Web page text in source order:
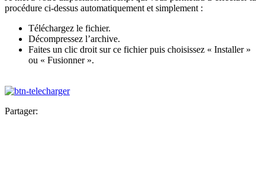
procédure ci-dessus automatiquement et simplement :
Téléchargez le fichier.
Décompressez l’archive.
Faites un clic droit sur ce fichier puis choisissez « Installer »
ou « Fusionner ».
Partager: